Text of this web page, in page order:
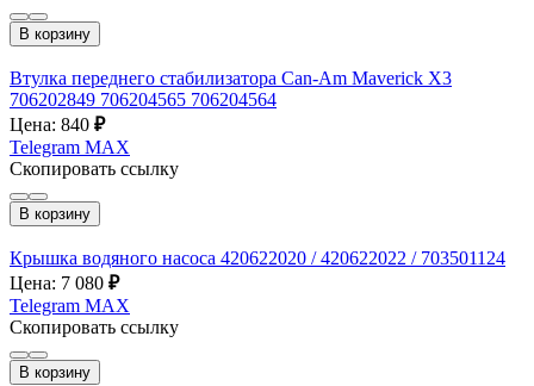
В корзину
Втулка переднего стабилизатора Can-Am Maverick X3
706202849 706204565 706204564
Цена: 840 ₽
Telegram MAX
Скопировать ссылку
В корзину
Крышка водяного насоса 420622020 / 420622022 / 703501124
Цена: 7 080 ₽
Telegram MAX
Скопировать ссылку
В корзину